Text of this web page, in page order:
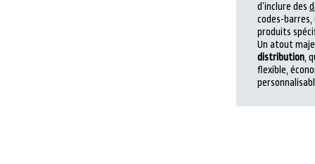
d’inclure des
codes-barres,
produits
Un atout
distribution ,
flexible,